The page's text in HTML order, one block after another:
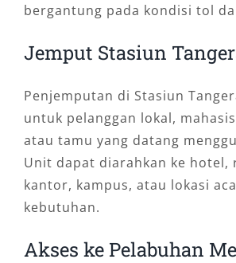
bergantung pada kondisi tol
Jemput Stasiun
Penjemputan di Stasiun
untuk pelanggan lokal,
atau tamu yang datang
Unit dapat diarahkan ke hotel,
kantor, kampus, atau lokasi
kebutuhan.
Akses ke Pelabuhan